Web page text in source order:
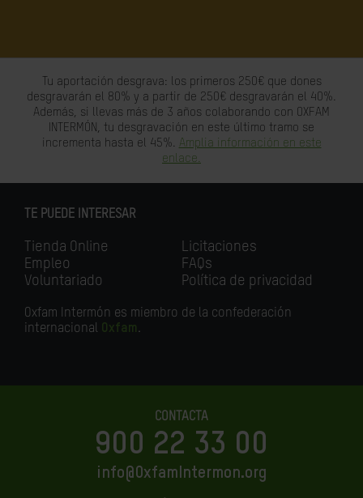
Tu aportación desgrava: los primeros 250€ que dones
desgravarán el 80% y a partir de 250€ desgravarán el 40%.
Además, si llevas más de 3 años colaborando con OXFAM
INTERMÓN, tu desgravación en este último tramo se
incrementa hasta el 45%. Amplia información en este
enlace.
TE PUEDE INTERESAR
Tienda Online
Empleo
Voluntariado
Licitaciones
FAQs
Política de privacidad
Oxfam Intermón es miembro de la confederación
internacional Oxfam.
CONTACTA
900 22 33 00
info@OxfamIntermon.org